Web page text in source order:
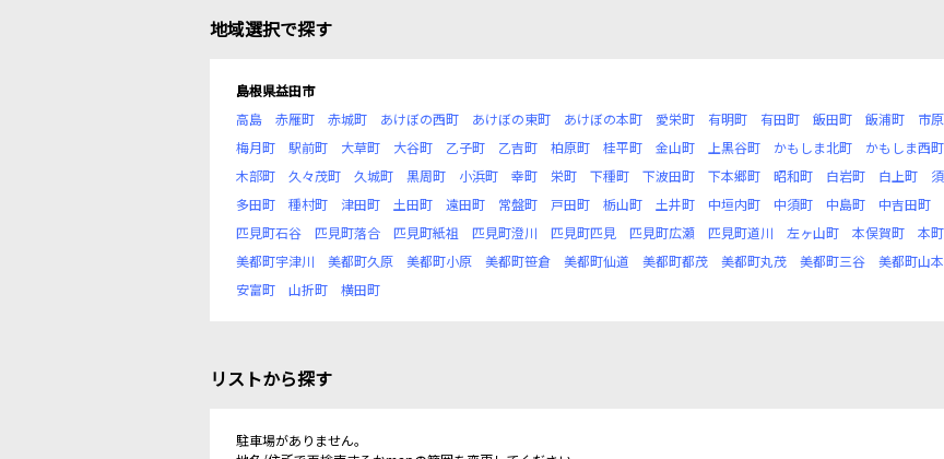
地域選択で探す
島根県益田市
高島
赤雁町 赤城町 あけぼの西町 あけぼの東町 あけぼの本町 愛栄町 有明町 有田町 飯田町 飯浦町 市
梅月町
駅前町 大草町 大谷町 乙子町 乙吉町 柏原町 桂平町 金山町 上黒谷町 かもしま北町 かもしま西町
木部町
久々茂町 久城町 黒周町 小浜町 幸町 栄町 下種町 下波田町 下本郷町 昭和町 白岩町 白上町
多田町
種村町 津田町 土田町 遠田町 常盤町 戸田町 栃山町 土井町 中垣内町 中須町 中島町 中吉田町
匹見町石谷
匹見町落合 匹見町紙祖 匹見町澄川 匹見町匹見 匹見町広瀬 匹見町道川 左ヶ山町 本俣賀町 本町
美都町宇津川
美都町久原 美都町小原 美都町笹倉 美都町仙道 美都町都茂 美都町丸茂 美都町三谷 美都町山本
安富町
山折町 横田町
リストから探す
駐車場がありません。